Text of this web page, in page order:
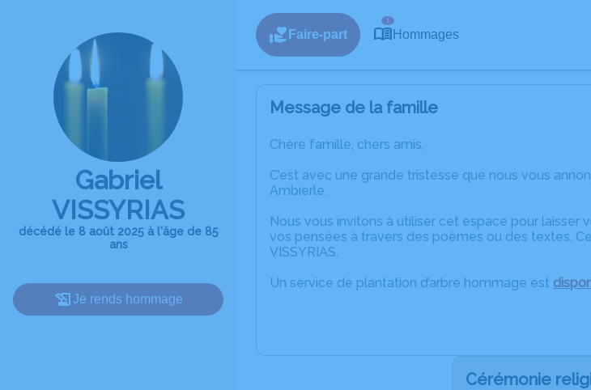
Gabriel
VISSYRIAS
décédé le 8 août 2025 à l'âge de 85
ans
Je rends hommage
Faire-part
1
Hommages
Message de la famille
Chère famille, chers amis,
C’est avec une grande tristesse que nous vous
Ambierle.
Nous vous invitons à utiliser cet espace pour
vos pensées à travers des poèmes ou des textes.
VISSYRIAS.
Un service de plantation d’arbre hommage est
Cérémonie